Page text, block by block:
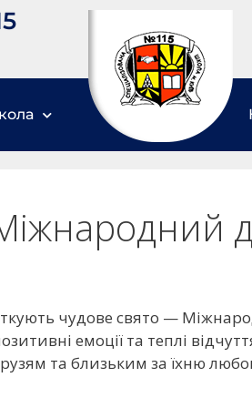
чудове свято —
емоції та теплі
та близьким за їхню